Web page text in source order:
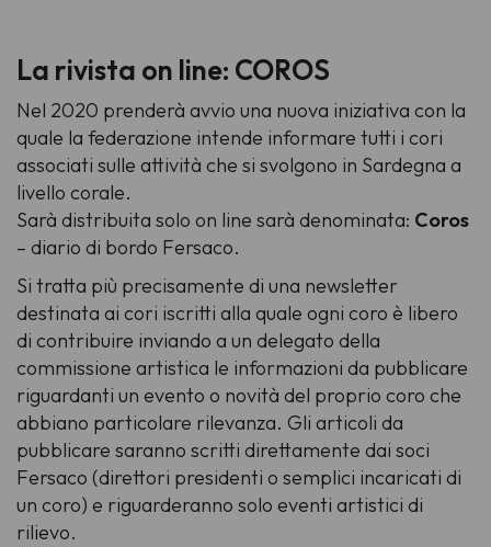
La rivista on line: COROS
Nel 2020 prenderà avvio una nuova iniziativa con la
quale la federazione intende informare tutti i cori
associati sulle attività che si svolgono in Sardegna a
livello corale.
Sarà distribuita solo on line sarà denominata: Coros
– diario di bordo Fersaco.
Si tratta più precisamente di una newsletter
destinata ai cori iscritti alla quale ogni coro è libero
di contribuire inviando a un delegato della
commissione artistica le informazioni da pubblicare
riguardanti un evento o novità del proprio coro che
abbiano particolare rilevanza. Gli articoli da
pubblicare saranno scritti direttamente dai soci
Fersaco (direttori presidenti o semplici incaricati di
un coro) e riguarderanno solo eventi artistici di
rilievo.